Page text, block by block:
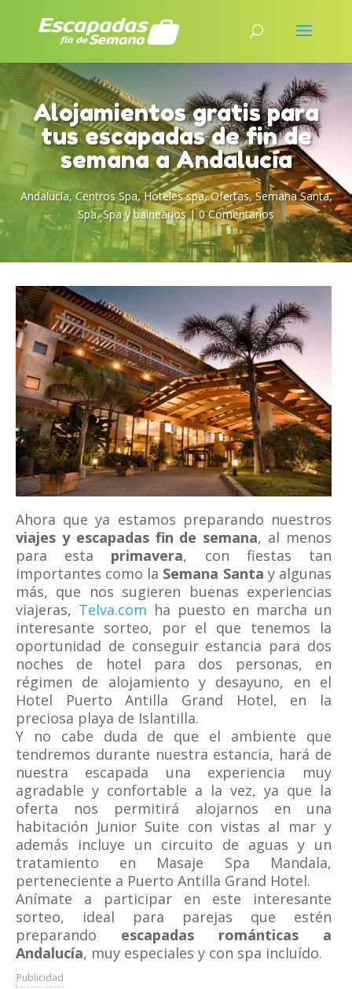
Alojamientos gratis para
tus escapadas de fin de
semana a Andalucía
Andalucía,Centros Spa,Hoteles spa,Ofertas,Semana Santa,
Spa,Spa y balnearios|0 Comentarios
Ahora que ya estamos preparando nuestros
viajes y escapadas fin de semana, al menos
para esta primavera, con fiestas tan
importantes como la Semana Santa y algunas
más, que nos sugieren buenas experiencias
viajeras, Telva.com ha puesto en marcha un
interesante sorteo, por el que tenemos la
oportunidad de conseguir estancia para dos
noches de hotel para dos personas, en
régimen de alojamiento y desayuno, en el
Hotel Puerto Antilla Grand Hotel, en la
preciosa playa de Islantilla.
Y no cabe duda de que el ambiente que
tendremos durante nuestra estancia, hará de
nuestra escapada una experiencia muy
agradable y confortable a la vez, ya que la
oferta nos permitirá alojarnos en una
habitación Junior Suite con vistas al mar y
además incluye un circuito de aguas y un
tratamiento en Masaje Spa Mandala,
perteneciente a Puerto Antilla Grand Hotel.
Anímate a participar en este interesante
sorteo, ideal para parejas que estén
preparando escapadas románticas a
Andalucía, muy especiales y con spa incluído.
Publicidad